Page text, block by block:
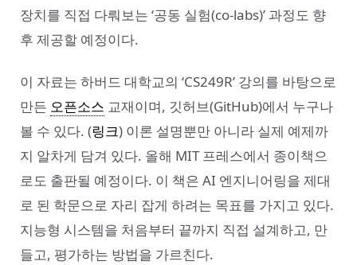
장치를 직접 다뤄보는 ‘공동 실험(co-labs)’ 과정도 향
후 제공할 예정이다.
이 자료는 하버드 대학교의 ‘CS249R’ 강의를 바탕으로
만든 오픈소스 교재이며, 깃허브(GitHub)에서 누구나
볼 수 있다. (링크) 이론 설명뿐만 아니라 실제 예제까
지 알차게 담겨 있다. 올해 MIT 프레스에서 종이책으
로도 출판될 예정이다. 이 책은 AI 엔지니어링을 제대
로 된 학문으로 자리 잡게 하려는 목표를 가지고 있다.
지능형 시스템을 처음부터 끝까지 직접 설계하고, 만
들고, 평가하는 방법을 가르친다.